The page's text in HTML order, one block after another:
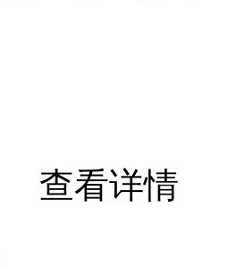
查看详情